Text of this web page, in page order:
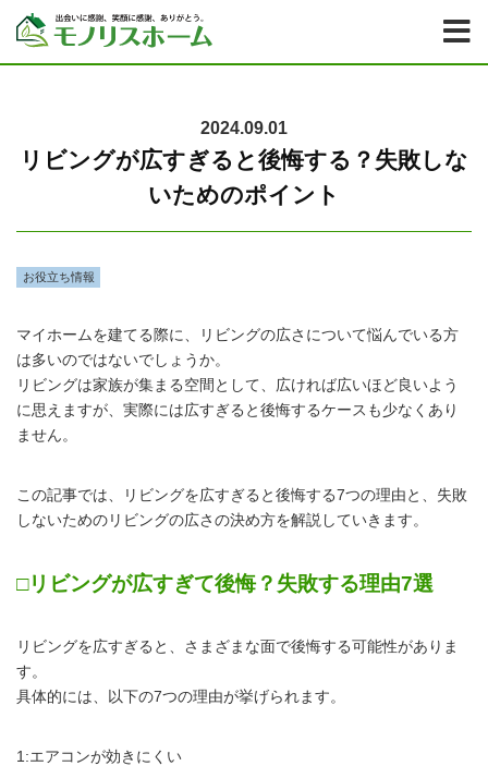
2024.09.01
リビングが広すぎると後悔する？失敗しな
いためのポイント
お役立ち情報
マイホームを建てる際に、リビングの広さについて悩んでいる方
は多いのではないでしょうか。
リビングは家族が集まる空間として、広ければ広いほど良いよう
に思えますが、実際には広すぎると後悔するケースも少なくあり
ません。
この記事では、リビングを広すぎると後悔する7つの理由と、失敗
しないためのリビングの広さの決め方を解説していきます。
□リビングが広すぎて後悔？失敗する理由7選
リビングを広すぎると、さまざまな面で後悔する可能性がありま
す。
具体的には、以下の7つの理由が挙げられます。
1:エアコンが効きにくい